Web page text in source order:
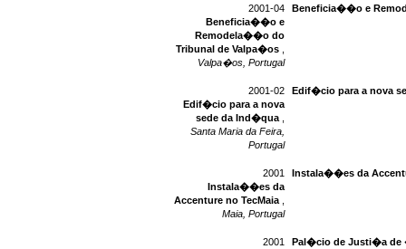
2001-04
Beneficia��o e
Remodela��o do
Tribunal de Valpa�os
Valpa�os, Portugal
Beneficia��o e
2001-02
Edif�cio para a nova
sede da Ind�qua
Santa Maria da Feira,
Portugal
Edif�cio para a nova
2001
Instala��es da
Accenture no TecMaia
Maia, Portugal
Instala��es da
2001
Pal�cio de Justi�a de